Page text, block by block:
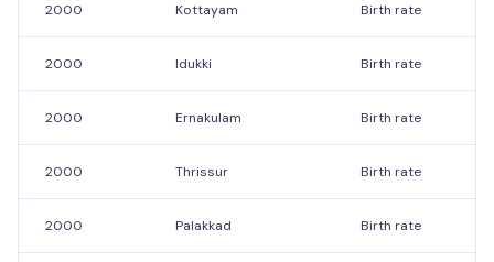
2000 Kottayam Birth rate
2000 Idukki Birth rate
2000 Ernakulam Birth rate
2000 Thrissur Birth rate
2000 Palakkad Birth rate